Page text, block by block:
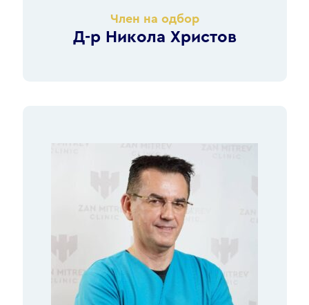
Член на одбор
Д-р Никола Христов